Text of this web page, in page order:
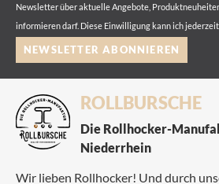
Newsletter über aktuelle Angebote,
informieren darf. Diese Einwilligung kann ich
NEWSLETTER ABONNIEREN
ROLLBURSCHE
Die Rollhocker-
Niederrhein
Wir lieben Rollhocker! Und durch